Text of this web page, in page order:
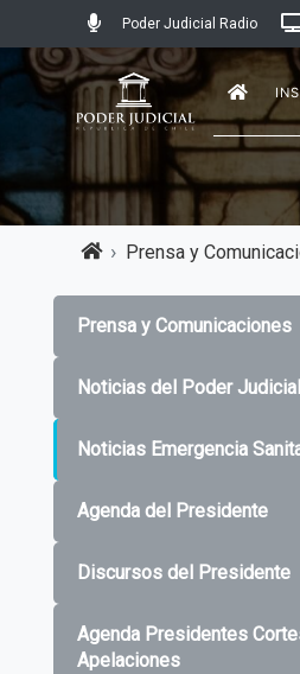
Poder Judicial Radio
Prensa y
Prensa y Comunicaciones
Noticias del Poder Judicial
Noticias Emergencia
Agenda del Presidente
Discursos del Presidente
Agenda Presidentes
Apelaciones